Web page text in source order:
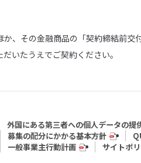
、その金融商品の「契約締結前交
いたうえでご契約ください。
外国にある第三者への個人データの提
募集の配分にかかる基本方針
一般事業主行動計画 サイトポ